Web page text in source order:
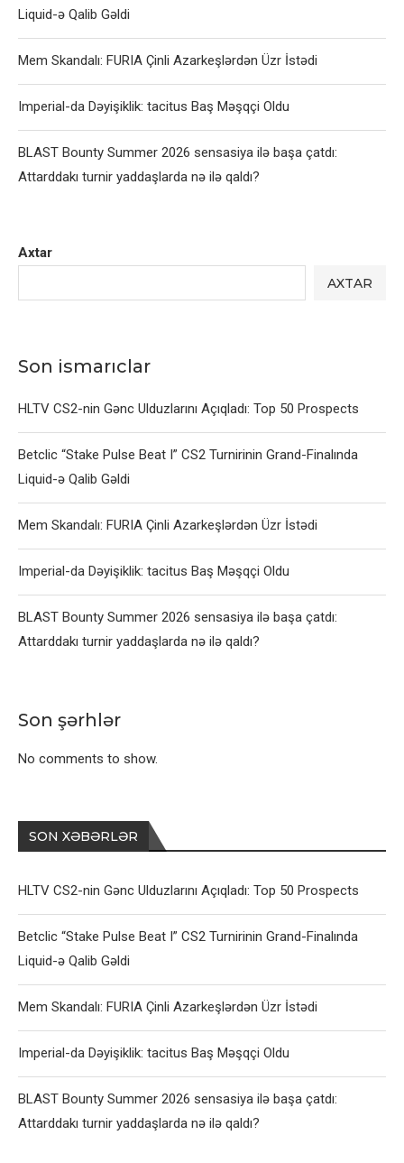
Axtar
AXTAR
Son ismarıclar
HLTV CS2-nin Gənc Ulduzlarını Açıqladı: Top 50 Prospects
Betclic “Stake Pulse Beat I” CS2 Turnirinin Grand-Finalında
Liquid-ə Qalib Gəldi
Mem Skandalı: FURIA Çinli Azarkeşlərdən Üzr İstədi
Imperial-da Dəyişiklik: tacitus Baş Məşqçi Oldu
BLAST Bounty Summer 2026 sensasiya ilə başa çatdı:
Attarddakı turnir yaddaşlarda nə ilə qaldı?
Son şərhlər
No comments to show.
SON XƏBƏRLƏR
HLTV CS2-nin Gənc Ulduzlarını Açıqladı: Top 50 Prospects
Betclic “Stake Pulse Beat I” CS2 Turnirinin Grand-Finalında
Liquid-ə Qalib Gəldi
Mem Skandalı: FURIA Çinli Azarkeşlərdən Üzr İstədi
Imperial-da Dəyişiklik: tacitus Baş Məşqçi Oldu
BLAST Bounty Summer 2026 sensasiya ilə başa çatdı:
Attarddakı turnir yaddaşlarda nə ilə qaldı?
Liquid-ə Qalib Gəldi
Mem Skandalı: FURIA Çinli Azarkeşlərdən Üzr İstədi
Imperial-da Dəyişiklik: tacitus Baş Məşqçi Oldu
BLAST Bounty Summer 2026 sensasiya ilə başa çatdı:
Attarddakı turnir yaddaşlarda nə ilə qaldı?